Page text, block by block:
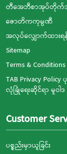
တီအေဘီစာအုပ်တိုက်အ
ဇောတိကကုမ္ပဏီ
အလုပ်လျှောက်ထားရ
Sitemap
Terms &
TAB Privacy
လုံခြုံရေးဆိုင်ရာ မူဝါဒ
Customer
ပစ္စည်းမှာယူခြင်း